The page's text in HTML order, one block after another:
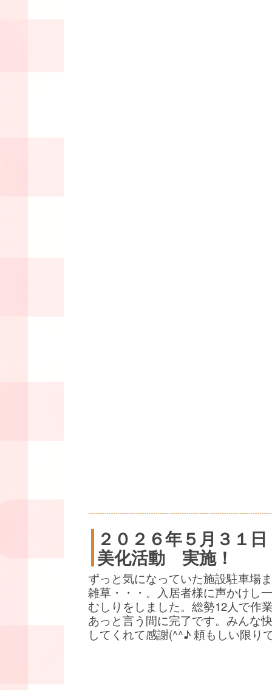
２０２６年５月３１日
美化活動 実施！
ずっと気になっていた施設駐車場
雑草・・・。入居者様に声かけし
むしりをしました。総勢12人で作
あっと言う間に完了です。みんな
してくれて感謝(^^♪ 頼もしい限り